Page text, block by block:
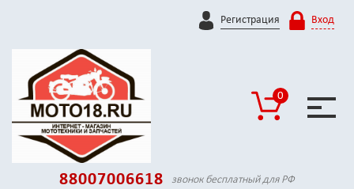
Регистрация Вход
0
88007006618
звонок бесплатный для РФ